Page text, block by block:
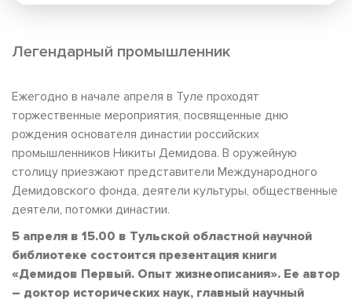
Легендарный промышленник
Ежегодно в начале апреля в Туле проходят
торжественные мероприятия, посвященные дню
рождения основателя династии российских
промышленников Никиты Демидова. В оружейную
столицу приезжают представители Международного
Демидовского фонда, деятели культуры, общественные
деятели, потомки династии.
5 апреля в 15.00 в Тульской областной научной
библиотеке состоится презентация книги
«Демидов Первый. Опыт жизнеописания». Ее автор
– доктор исторических наук, главный научный